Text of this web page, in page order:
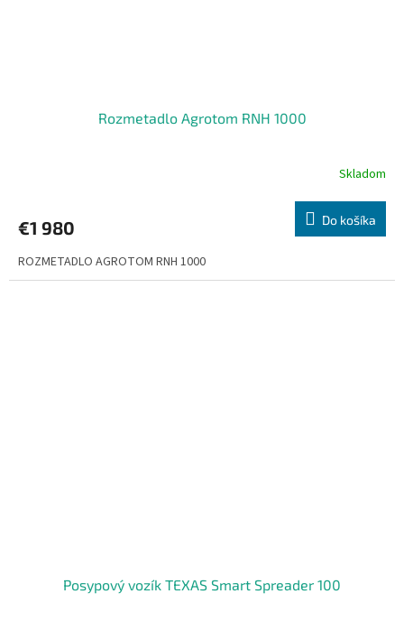
Rozmetadlo Agrotom RNH 1000
Skladom
€1 980 Do košíka
ROZMETADLO AGROTOM RNH 1000
Posypový vozík TEXAS Smart Spreader 100